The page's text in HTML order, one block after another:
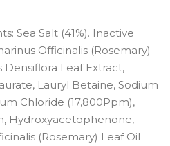
Sea Salt (41%). Inactive
Officinalis (Rosemary)
Densiflora Leaf Extract,
Lauryl Betaine, Sodium
Chloride (17,800Ppm),
Hydroxyacetophenone,
(Rosemary) Leaf Oil